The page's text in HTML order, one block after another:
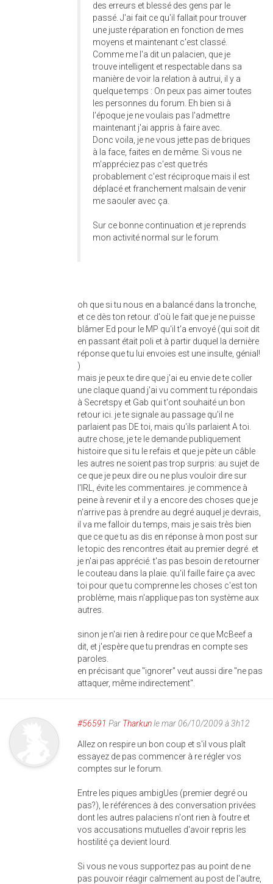
des erreurs et blessé des gens par le
passé. J'ai fait ce qu'il fallait pour trouver
une juste réparation en fonction de mes
moyens et maintenant c'est classé.
Comme me l'a dit un palacien, que je
trouve intelligent et respectable dans sa
manière de voir la relation à autrui, il y a
quelque temps : On peux pas aimer toutes
les personnes du forum. Eh bien si à
l'époque je ne voulais pas l'admettre
maintenant j'ai appris à faire avec.
Donc voila, je ne vous jette pas de briques
à la face, faites en de même. Si vous ne
m'appréciez pas c'est que trés
probablement c'est réciproque mais il est
déplacé et franchement malsain de venir
me saouler avec ça.
Sur ce bonne continuation et je reprends
mon activité normal sur le forum.
oh que si tu nous en a balancé dans la tronche,
et ce dès ton retour. d'où le fait que je ne puisse
blâmer Ed pour le MP qu'il t'a envoyé (qui soit dit
en passant était poli et à partir duquel la dernière
réponse que tu lui envoies est une insulte, génial!
)
mais je peux te dire que j'ai eu envie de te coller
une claque quand j'ai vu comment tu répondais
à Secretspy et Gab qui t'ont souhaité un bon
retour ici. je te signale au passage qu'il ne
parlaient pas DE toi, mais qu'ils parlaient A toi.
autre chose, je te le demande publiquement
histoire que si tu le refais et que je pète un câble
les autres ne soient pas trop surpris: au sujet de
ce que je peux dire ou ne plus vouloir dire sur
l'IRL, évite les commentaires. je commence à
peine à revenir et il y a encore des choses que je
n'arrive pas à prendre au degré auquel je devrais,
il va me falloir du temps, mais je sais très bien
que ce que tu as dis en réponse à mon post sur
le topic des rencontres était au premier degré. et
je n'ai pas apprécié. t'as pas besoin de retourner
le couteau dans la plaie. qu'il faille faire ça avec
toi pour que tu comprenne les choses c'est ton
problème, mais n'applique pas ton système aux
autres.
sinon je n'ai rien à redire pour ce que McBeef a
dit, et j'espère que tu prendras en compte ses
paroles.
en précisant que "ignorer" veut aussi dire "ne pas
attaquer, même indirectement".
#56591 Par Tharkunle mar 06/10/2009 à 3h12
Allez on respire un bon coup et s'il vous plaît
essayez de pas commencer à re régler vos
comptes sur le forum.
Entre les piques ambigUes (premier degré ou
pas?), le références à des conversation privées
dont les autres palaciens n'ont rien à foutre et
vos accusations mutuelles d'avoir repris les
hostilité ça devient lourd.
Si vous ne vous supportez pas au point de ne
pas pouvoir réagir calmement au post de l'autre,